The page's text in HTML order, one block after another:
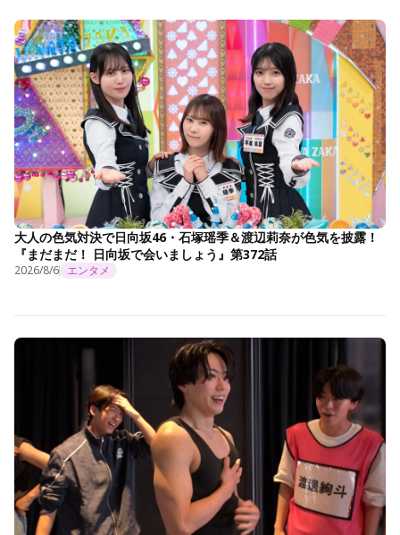
大人の色気対決で日向坂46・石塚瑶季＆渡辺莉奈が色気を披露！
『まだまだ！ 日向坂で会いましょう』第372話
2026/8/6 エンタメ